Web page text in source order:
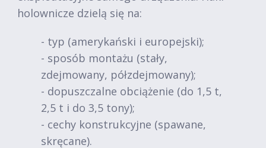
holownicze dzielą się na:
- typ (amerykański i europejski);
- sposób montażu (stały,
zdejmowany, półzdejmowany);
- dopuszczalne obciążenie (do 1,5 t,
2,5 t i do 3,5 tony);
- cechy konstrukcyjne (spawane,
skręcane).